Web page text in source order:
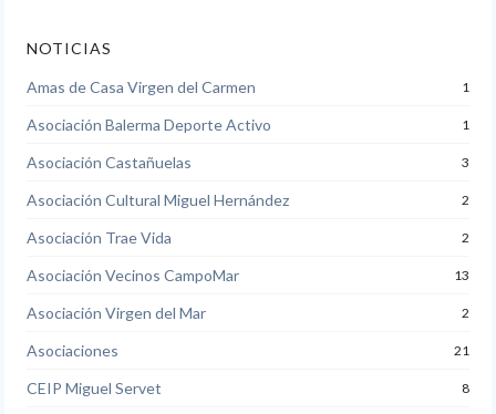
NOTICIAS
Amas de Casa Virgen del Carmen 1
Asociación Balerma Deporte Activo 1
Asociación Castañuelas 3
Asociación Cultural Miguel Hernández 2
Asociación Trae Vida 2
Asociación Vecinos CampoMar 13
Asociación Virgen del Mar 2
Asociaciones 21
CEIP Miguel Servet 8